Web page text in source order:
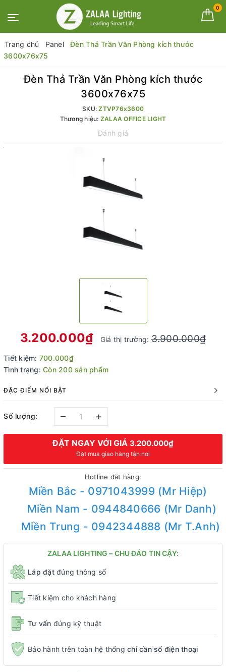
0
Trang chủ Panel
Đèn Thả Trần Văn Phòng kích thước
3600x76x75
Đèn Thả Trần Văn Phòng kích thước
3600x76x75
SKU:ZTVP76x3600
Thương hiệu: ZALAA OFFICE LIGHT
Đánh giá
3.200.000₫ Giá thị trường:3.900.000₫
Tiết kiệm: 700.000₫
Tình trạng: Còn 200 sản phẩm
ĐẶC ĐIỂM NỔI BẬT
Số lượng: – +
ĐẶT NGAY VỚI GIÁ 3.200.000₫
Đặt mua giao hàng tận nơi
Hotline đặt hàng:
Miền Bắc - 0971043999 (Mr Hiệp)
Miền Nam - 0944840666 (Mr Danh)
Miền Trung - 0942344888 (Mr T.Anh)
ZALAA LIGHTING – CHU ĐÁO TIN CẬY:
Lắp đặtđúng thông số
Tiết kiệm cho khách hàng
Tư vấn đúng kỹ thuật
Bảo hành trên toàn hệ thống chỉ cần số điện thoại